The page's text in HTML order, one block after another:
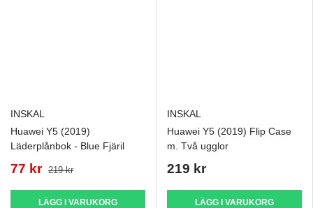
INSKAL
Huawei Y5 (2019)
Läderplånbok - Blue Fjäril
77 kr 219 kr
LÄGG I VARUKORG
INSKAL
Huawei Y5 (2019) Flip Case
m. Två ugglor
219 kr
LÄGG I VARUKORG